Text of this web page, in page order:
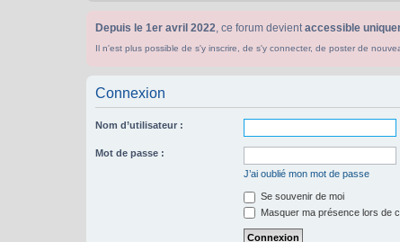
Depuis le 1er avril 2022, ce forum devientaccessible
Il n'est plus possible de s'y inscrire, de s'y connecter, de poster de
Connexion
Nom d’utilisateur :
Mot de passe :
J’ai oublié mon mot de passe
Se souvenir de moi
Masquer ma présence lors de